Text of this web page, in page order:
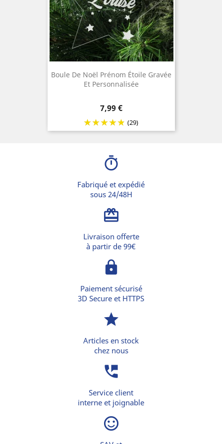
Boule De Noël Prénom Étoile Gravée
Et Personnalisée
Prix
7,99 €
(29)
timer
Fabriqué et expédié
sous 24/48H
card_giftcard
Livraison offerte
à partir de 99€
lock
Paiement sécurisé
3D Secure et HTTPS
star
Articles en stock
chez nous
perm_phone_msg
Service client
interne et joignable
sentiment_satisfied_alt